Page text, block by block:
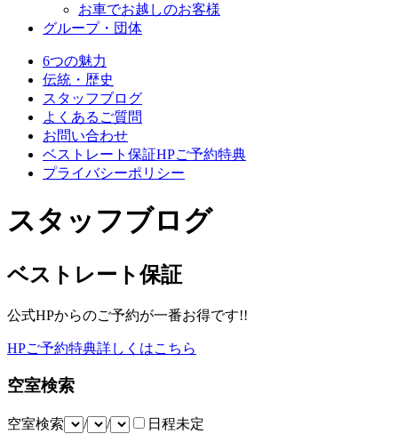
お車でお越しのお客様
グループ・団体
6つの魅力
伝統・歴史
スタッフブログ
よくあるご質問
お問い合わせ
ベストレート保証HPご予約特典
プライバシーポリシー
スタッフブログ
ベストレート保証
公式HPからのご予約が一番お得です!!
HPご予約特典詳しくはこちら
空室検索
空室検索 / /
日程未定